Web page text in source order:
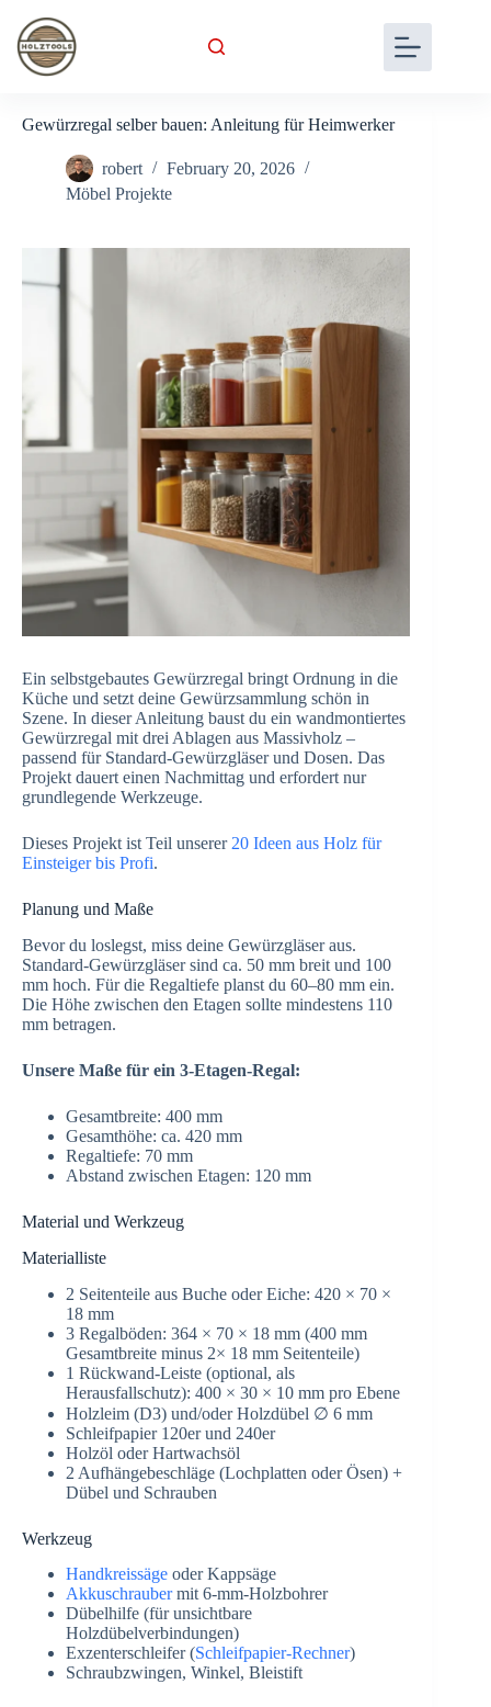
content
Gewürzregal selber bauen: Anleitung für Heimwerker
robert
February 20, 2026
Möbel Projekte
Ein selbstgebautes Gewürzregal bringt Ordnung in die
Küche und setzt deine Gewürzsammlung schön in
Szene. In dieser Anleitung baust du ein wandmontiertes
Gewürzregal mit drei Ablagen aus Massivholz –
passend für Standard-Gewürzgläser und Dosen. Das
Projekt dauert einen Nachmittag und erfordert nur
grundlegende Werkzeuge.
Dieses Projekt ist Teil unserer 20 Ideen aus Holz für
Einsteiger bis Profi.
Planung und Maße
Bevor du loslegst, miss deine Gewürzgläser aus.
Standard-Gewürzgläser sind ca. 50 mm breit und 100
mm hoch. Für die Regaltiefe planst du 60–80 mm ein.
Die Höhe zwischen den Etagen sollte mindestens 110
mm betragen.
Unsere Maße für ein 3-Etagen-Regal:
Gesamtbreite: 400 mm
Gesamthöhe: ca. 420 mm
Regaltiefe: 70 mm
Abstand zwischen Etagen: 120 mm
Material und Werkzeug
Materialliste
2 Seitenteile aus Buche oder Eiche: 420 × 70 ×
18 mm
3 Regalböden: 364 × 70 × 18 mm (400 mm
Gesamtbreite minus 2× 18 mm Seitenteile)
1 Rückwand-Leiste (optional, als
Herausfallschutz): 400 × 30 × 10 mm pro Ebene
Holzleim (D3) und/oder Holzdübel ∅ 6 mm
Schleifpapier 120er und 240er
Holzöl oder Hartwachsöl
2 Aufhängebeschläge (Lochplatten oder Ösen) +
Dübel und Schrauben
Werkzeug
Handkreissäge oder Kappsäge
Akkuschraubermit 6-mm-Holzbohrer
Dübelhilfe (für unsichtbare
Holzdübelverbindungen)
Exzenterschleifer (Schleifpapier-Rechner)
Schraubzwingen, Winkel, Bleistift